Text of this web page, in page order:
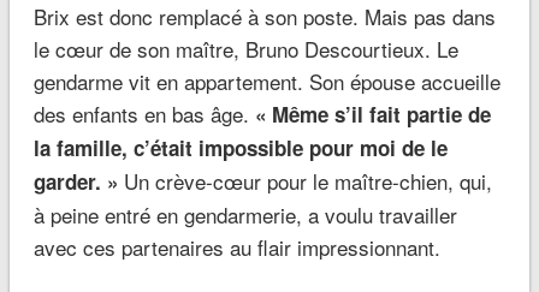
Brix est donc remplacé à son poste. Mais pas dans
le cœur de son maître, Bruno Descourtieux. Le
gendarme vit en appartement. Son épouse accueille
des enfants en bas âge. « Même s’il fait partie de
la famille, c’était impossible pour moi de le
garder. » Un crève-cœur pour le maître-chien, qui,
à peine entré en gendarmerie, a voulu travailler
avec ces partenaires au flair impressionnant.